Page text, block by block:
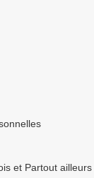
et Partout